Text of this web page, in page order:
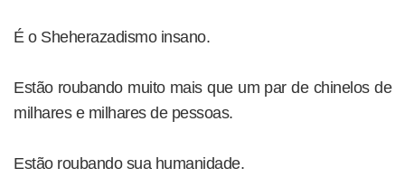
É o Sheherazadismo insano.
Estão roubando muito mais que um par de chinelos de
milhares e milhares de pessoas.
Estão roubando sua humanidade.